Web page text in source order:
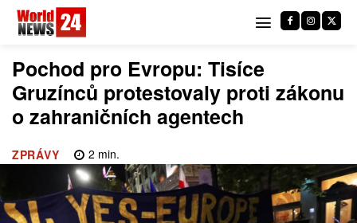
Pochod pro Evropu: Tisíce
Gruzínců protestovaly proti zákonu
o zahraničních agentech
ZPRÁVY 2 min.